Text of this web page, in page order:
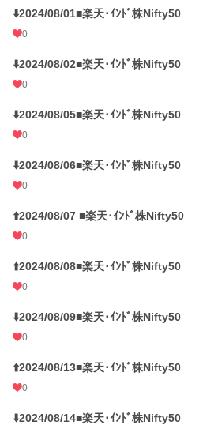
⬇️2024/08/01■楽天･ｲﾝﾄﾞ株Nifty50
0
⬇️2024/08/02■楽天･ｲﾝﾄﾞ株Nifty50
0
⬇️2024/08/05■楽天･ｲﾝﾄﾞ株Nifty50
0
⬇️2024/08/06■楽天･ｲﾝﾄﾞ株Nifty50
0
⬆️2024/08/07 ■楽天･ｲﾝﾄﾞ株Nifty50
0
⬆️2024/08/08■楽天･ｲﾝﾄﾞ株Nifty50
0
⬇️2024/08/09■楽天･ｲﾝﾄﾞ株Nifty50
0
⬆️2024/08/13■楽天･ｲﾝﾄﾞ株Nifty50
0
⬇️2024/08/14■楽天･ｲﾝﾄﾞ株Nifty50